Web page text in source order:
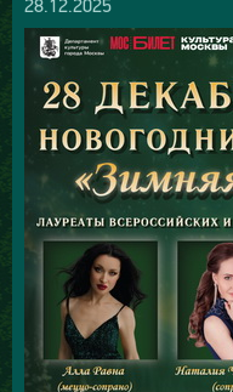
28.12.2025